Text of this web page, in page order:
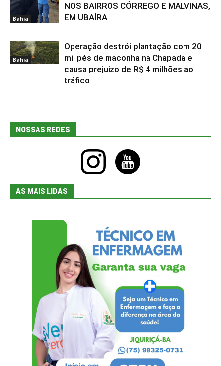
Bahia
NOS BAIRROS CÓRREGO E MALVINAS,
EM UBAÍRA
Bahia
Operação destrói plantação com 20
mil pés de maconha na Chapada e
causa prejuízo de R$ 4 milhões ao
tráfico
NOSSAS REDES
instagram youtube
AS MAIS LIDAS